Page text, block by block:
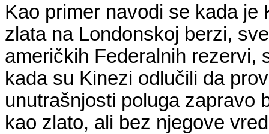
Kao primer navodi se kada je
zlata na Londonskoj berzi,
američkih Federalnih rezervi,
kada su Kinezi odlučili da
unutrašnjosti poluga zapravo
kao zlato, ali bez njegove